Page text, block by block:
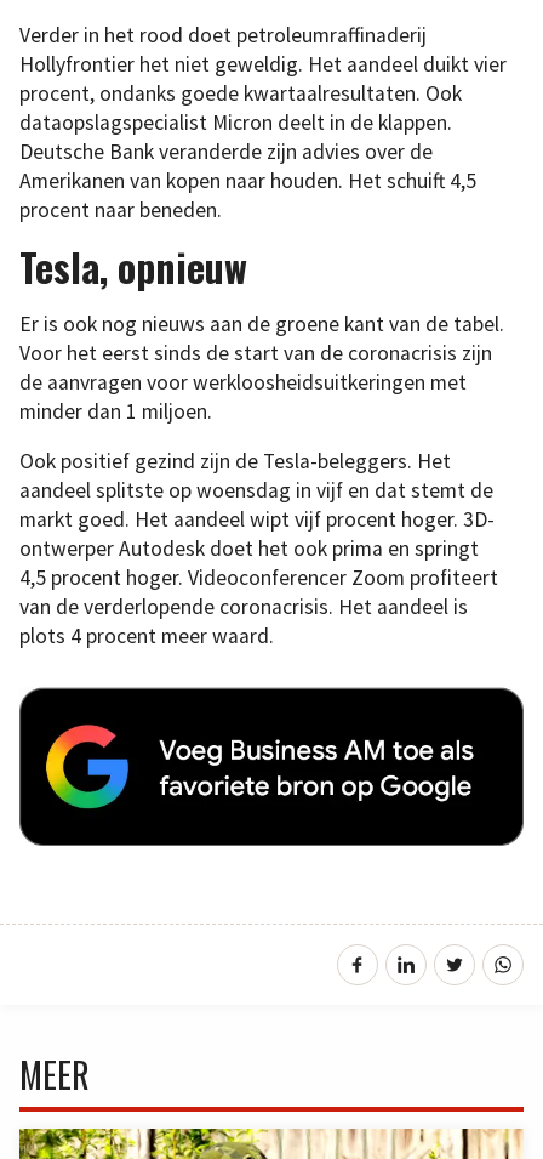
Verder in het rood doet petroleumraffinaderij
Hollyfrontier het niet geweldig. Het aandeel duikt vier
procent, ondanks goede kwartaalresultaten. Ook
dataopslagspecialist Micron deelt in de klappen.
Deutsche Bank veranderde zijn advies over de
Amerikanen van kopen naar houden. Het schuift 4,5
procent naar beneden.
Tesla, opnieuw
Er is ook nog nieuws aan de groene kant van de tabel.
Voor het eerst sinds de start van de coronacrisis zijn
de aanvragen voor werkloosheidsuitkeringen met
minder dan 1 miljoen.
Ook positief gezind zijn de Tesla-beleggers. Het
aandeel splitste op woensdag in vijf en dat stemt de
markt goed. Het aandeel wipt vijf procent hoger. 3D-
ontwerper Autodesk doet het ook prima en springt
4,5 procent hoger. Videoconferencer Zoom profiteert
van de verderlopende coronacrisis. Het aandeel is
plots 4 procent meer waard.
MEER